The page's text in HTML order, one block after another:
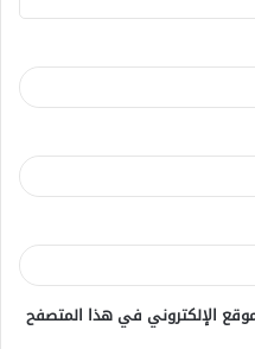
الإلكتروني في هذا المتصفح